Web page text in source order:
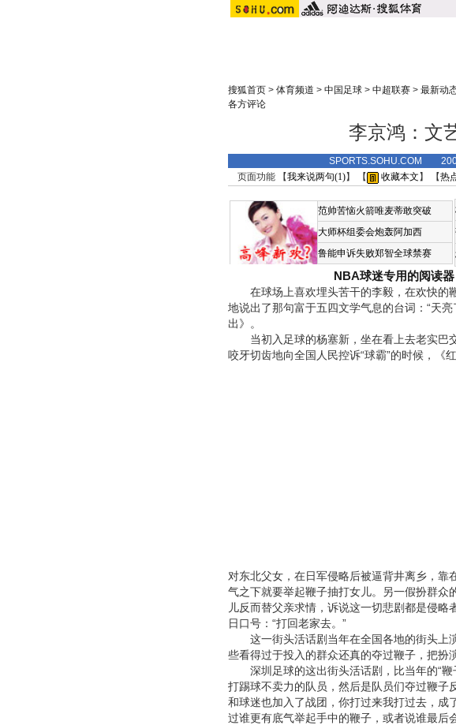
搜狐首页> 体育频道 > 中国足球> 中超联赛> 最新动
各方评论
李京鸿：文
SPORTS.SOHU.COM
页面功能 【我来说两句(1)】 【 收藏本文 】 【热
范帅苦恼火箭唯麦蒂敢突破
大师杯组委会炮轰阿加西
鲁能申诉失败郑智全球禁赛
NBA球迷专用的阅读器
在球场上喜欢埋头苦干的李毅，在欢快的
地说出了那句富于五四文学气息的台词：“天
出》。
当初入足球的杨塞新，坐在看上去老实巴
咬牙切齿地向全国人民控诉“球霸”的时候，《
对东北父女，在日军侵略后被逼背井离乡，
气之下就要举起鞭子抽打女儿。另一假扮群众
儿反而替父亲求情，诉说这一切悲剧都是侵
日口号：“打回老家去。”
这一街头活话剧当年在全国各地的街头上
些看得过于投入的群众还真的夺过鞭子，把扮
深圳足球的这出街头活话剧，比当年的“鞭
打踢球不卖力的队员，然后是队员们夺过鞭子
和球迷也加入了战团，你打过来我打过去，成
过谁更有底气举起手中的鞭子，或者说谁最后